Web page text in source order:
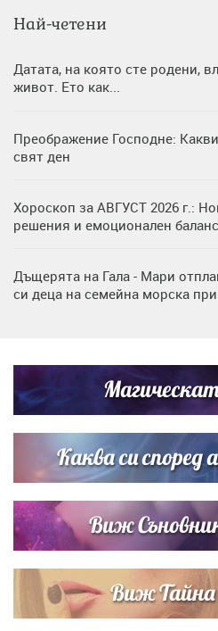
Най-четени
Датата, на която сте родени,
живот. Ето как...
Преображение Господне:
свят ден
Хороскоп за АВГУСТ 2026 г.:
решения и емоционален баланс
Дъщерята на Гала - Мари
си деца на семейна морска
Димов издадоха своето
Дъщерята на Тодор Батков
Братя Аргирови я изненадаха
Каква си според
Виж
Виж Тайна